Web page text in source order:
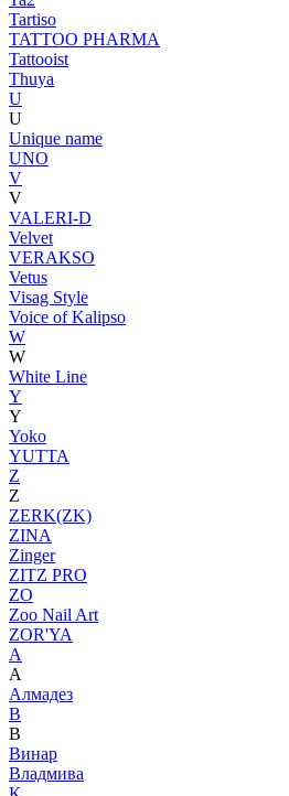
Tartiso
TATTOO PHARMA
Tattooist
Thuya
U
U
Unique name
UNO
V
V
VALERI-D
Velvet
VERAKSO
Vetus
Visag Style
Voice of Kalipso
W
W
White Line
Y
Y
Yoko
YUTTA
Z
Z
ZERK(ZK)
ZINA
Zinger
ZITZ PRO
ZO
Zoo Nail Art
ZOR'YA
А
А
Алмадез
В
В
Винар
Владмива